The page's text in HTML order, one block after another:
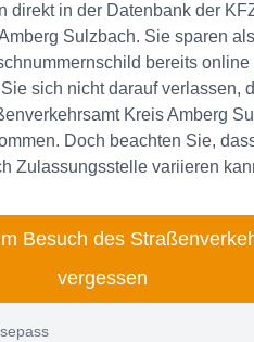
direkt in der Datenbank der
Sulzbach. Sie sparen
bereits
sich nicht darauf verlassen,
Kreis Amberg
Doch beachten Sie,
Zulassungsstelle variieren
Besuch des
vergessen